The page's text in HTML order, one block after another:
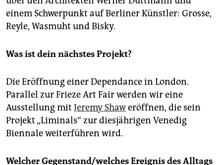
einem Schwerpunkt auf Berliner Künstler: Grosse,
Reyle, Wasmuht und Bisky.
Was ist dein nächstes Projekt?
Die Eröffnung einer Dependance in London.
Parallel zur Frieze Art Fair werden wir eine
Ausstellung mit Jeremy Shaweröffnen, die sein
Projekt „Liminals“ zur diesjährigen Venedig
Biennale weiterführen wird.
Welcher Gegenstand/welches Ereignis des Alltags